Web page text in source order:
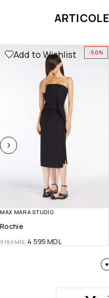
-50%
Add to Wishlist
MAX MARA STUDIO
Rochie
9 190MDL 4 595MDL